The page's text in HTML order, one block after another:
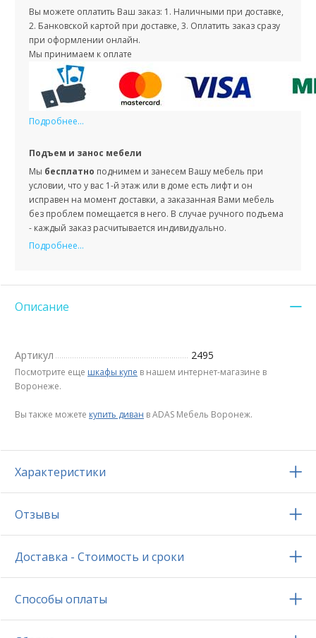
Вы можете оплатить Ваш заказ: 1. Наличными при доставке,
2. Банковской картой при доставке, 3. Оплатить заказ сразу
при оформлении онлайн.
Мы принимаем к оплате
Подробнее...
Подъем и занос мебели
Мы бесплатно поднимем и занесем Вашу мебель при
условии, что у вас 1-й этаж или в доме есть лифт и он
исправен на момент доставки, а заказанная Вами мебель
без проблем помещается в него. В случае ручного подъема
- каждый заказ расчитывается индивидуально.
Подробнее...
Описание
Артикул 2495
Посмотрите еще шкафы купе в нашем интернет-магазине в
Воронеже.
Вы также можете купить диван в ADAS Мебель Воронеж.
Характеристики
Отзывы
Доставка - Стоимость и сроки
Способы оплаты